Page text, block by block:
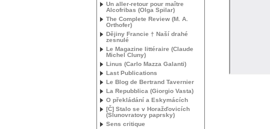
Un aller-retour pour maître
Alcofribas (Olga Spilar)
The Complete Review (M. A.
Orthofer)
Dějiny Francie † Naší drahé
zesnulé
Le Magazine littéraire (Claude
Michel Cluny)
Linus (Carlo Mazza Galanti)
Last Publications
Le Blog de Bertrand Tavernier
La Repubblica (Giorgio Vasta)
O překládání a Eskymácích
[Č] Stalo se v Horažďovicích
(Slunovratovy paprsky)
Sens critique